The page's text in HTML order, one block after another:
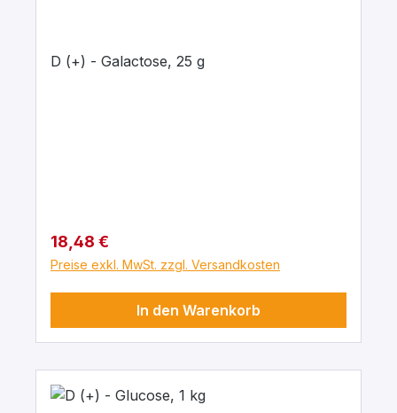
D (+) - Galactose, 25 g
Regulärer Preis:
18,48 €
Preise exkl. MwSt. zzgl. Versandkosten
In den Warenkorb